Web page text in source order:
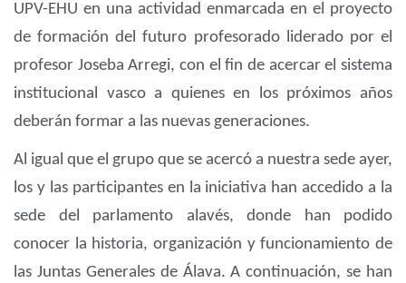
UPV-EHU en una actividad enmarcada en el proyecto
de formación del futuro profesorado liderado por el
profesor Joseba Arregi, con el fin de acercar el sistema
institucional vasco a quienes en los próximos años
deberán formar a las nuevas generaciones.
Al igual que el grupo que se acercó a nuestra sede ayer,
los y las participantes en la iniciativa han accedido a la
sede del parlamento alavés, donde han podido
conocer la historia, organización y funcionamiento de
las Juntas Generales de Álava. A continuación, se han